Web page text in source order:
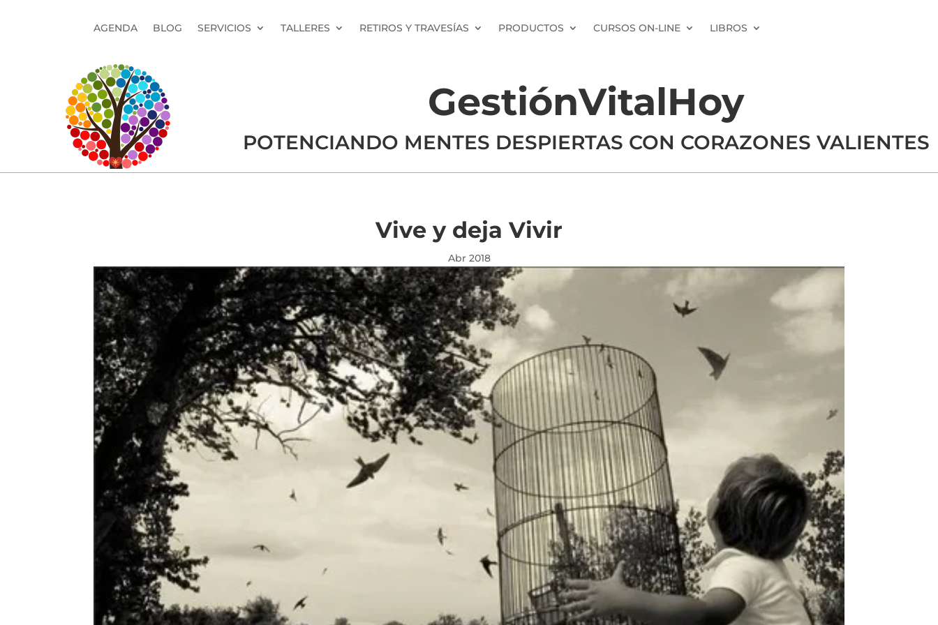
AGENDA BLOG SERVICIOS TALLERES RETIROS Y TRAVESÍAS PRODUCTOS CURSOS ON-LINE LIBROS
GestiónVitalHoy
POTENCIANDO MENTES DESPIERTAS CON CORAZONES VALIENTES
Vive y deja Vivir
Abr 2018